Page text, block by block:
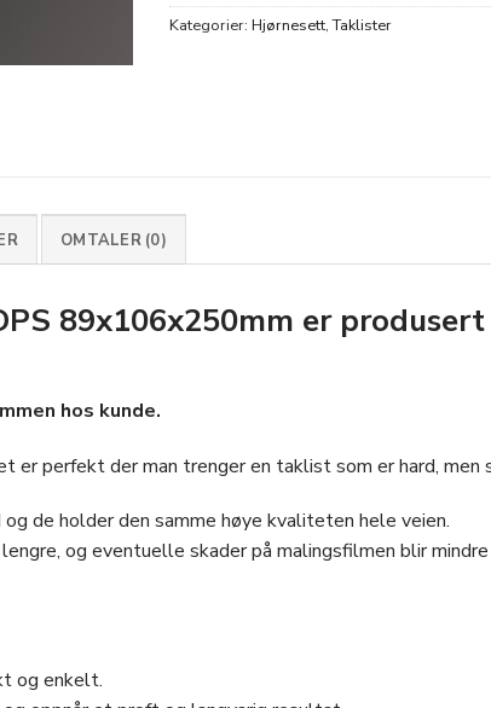
Kategorier: Hjørnesett,Taklister
OMTALER (0)
89x106x250mm er
hos kunde.
perfekt der man trenger en taklist som er hard, men
de holder den samme høye kvaliteten hele veien.
og eventuelle skader på malingsfilmen blir
og enkelt.